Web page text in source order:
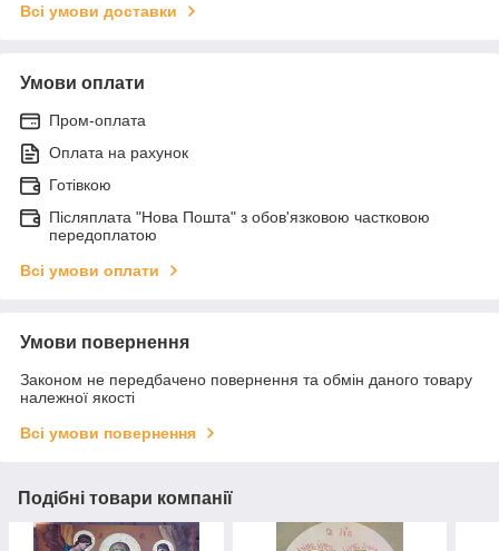
Всі умови доставки
Умови оплати
Пром-оплата
Оплата на рахунок
Готівкою
Післяплата "Нова Пошта" з обов'язковою частковою
передоплатою
Всі умови оплати
Умови повернення
Законом не передбачено повернення та обмін даного товару
належної якості
Всі умови повернення
Подібні товари компанії